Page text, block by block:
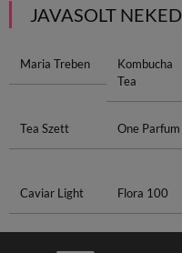
JAVASOLT NEKED
Maria Treben
Kombucha
Tea
Tea Szett One Parfum
Caviar Light Flora 100